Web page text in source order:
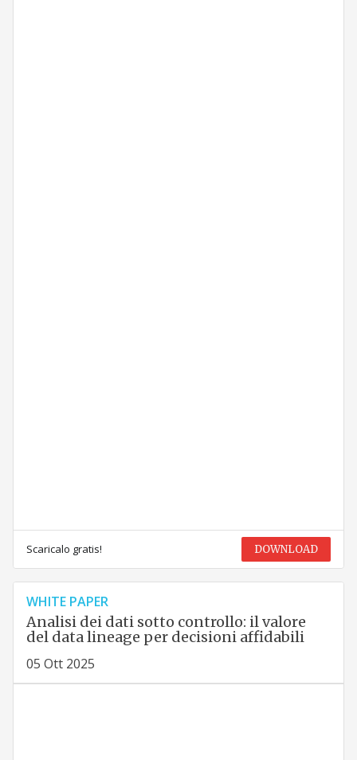
Scaricalo gratis! DOWNLOAD
WHITE PAPER
Analisi dei dati sotto controllo: il valore
del data lineage per decisioni affidabili
05 Ott 2025